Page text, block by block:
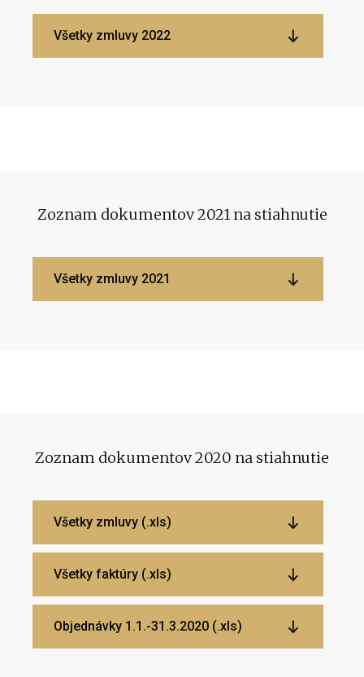
Všetky zmluvy 2022
Zoznam dokumentov 2021 na stiahnutie
Všetky zmluvy 2021
Zoznam dokumentov 2020 na stiahnutie
Všetky zmluvy (.xls)
Všetky faktúry (.xls)
Objednávky 1.1.-31.3.2020 (.xls)